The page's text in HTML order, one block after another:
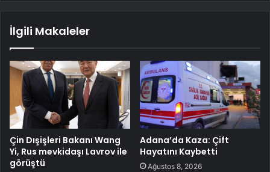
İlgili Makaleler
Çin Dışişleri Bakanı Wang
Yi, Rus mevkidaşı Lavrov ile
görüştü
Adana’da Kaza: Çift
Hayatını Kaybetti
Ağustos 8, 2026